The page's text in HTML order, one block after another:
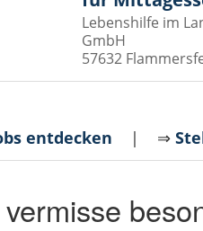
Lebenshilfe im
GmbH
57632
entdecken | ⇒
vermisse